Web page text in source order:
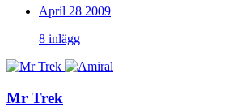
April 28 2009
8 inlägg
Mr Trek